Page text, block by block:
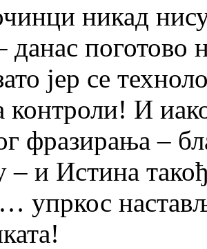
никад
данас поготово
јер се
контроли! И
фразирања –
– и Истина
упркос